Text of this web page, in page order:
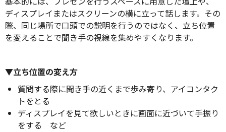
ディスプレイまたはスクリーンの横に立って話します。その
際、同じ場所で口頭での説明を行うのではなく、立ち位置
を変えることで聞き手の視線を集めやすくなります。
▼立ち位置の変え方
質問する際に聞き手の近くまで歩み寄り、アイコンタク
トをとる
ディスプレイを見て欲しいときに画面に近づいて手振り
をする など